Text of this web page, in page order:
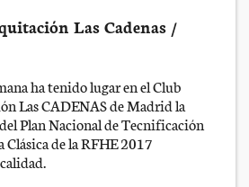
Las Cadenas /
ha tenido lugar en el Club
Las CADENAS de Madrid la
Plan Nacional de Tecnificación
de la RFHE 2017